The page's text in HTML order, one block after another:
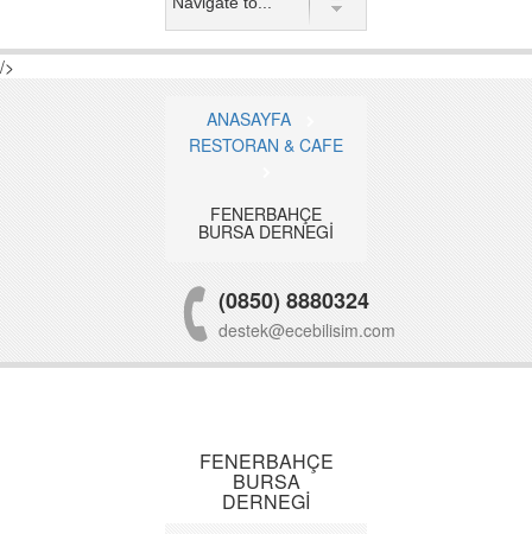
/>
ANASAYFA
RESTORAN & CAFE
FENERBAHÇE
BURSA DERNEGİ
(0850) 8880324
destek@ecebilisim.com
FENERBAHÇE
BURSA
DERNEGİ